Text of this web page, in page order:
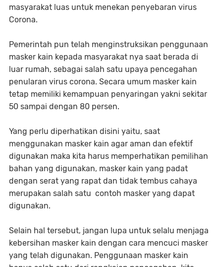
masyarakat luas untuk menekan penyebaran virus
Corona.
Pemerintah pun telah menginstruksikan penggunaan
masker kain kepada masyarakat nya saat berada di
luar rumah, sebagai salah satu upaya pencegahan
penularan virus corona. Secara umum masker kain
tetap memiliki kemampuan penyaringan yakni sekitar
50 sampai dengan 80 persen.
Yang perlu diperhatikan disini yaitu, saat
menggunakan masker kain agar aman dan efektif
digunakan maka kita harus memperhatikan pemilihan
bahan yang digunakan, masker kain yang padat
dengan serat yang rapat dan tidak tembus cahaya
merupakan salah satu contoh masker yang dapat
digunakan.
Selain hal tersebut, jangan lupa untuk selalu menjaga
kebersihan masker kain dengan cara mencuci masker
yang telah digunakan. Penggunaan masker kain